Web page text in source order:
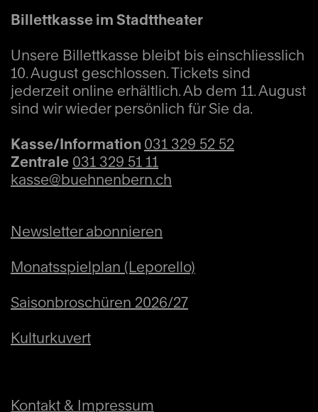
Billettkasse im Stadttheater
Unsere Billettkasse bleibt bis einschliesslich
10. August geschlossen. Tickets sind
jederzeit online erhältlich. Ab dem 11. August
sind wir wieder persönlich für Sie da.
Kasse/Information 031 329 52 52
Zentrale 031 329 51 11
kasse@buehnenbern.ch
Newsletter abonnieren
Monatsspielplan (Leporello)
Saisonbroschüren 2026/27
Kulturkuvert
Kontakt & Impressum